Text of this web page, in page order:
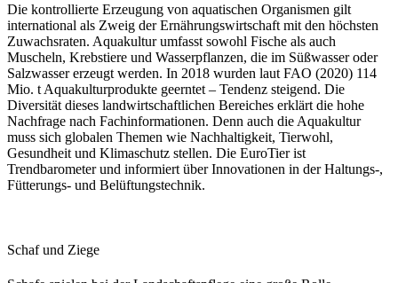
Die kontrollierte Erzeugung von aquatischen Organismen gilt
international als Zweig der Ernährungswirtschaft mit den höchsten
Zuwachsraten. Aquakultur umfasst sowohl Fische als auch
Muscheln, Krebstiere und Wasserpflanzen, die im Süßwasser oder
Salzwasser erzeugt werden. In 2018 wurden laut FAO (2020) 114
Mio. t Aquakulturprodukte geerntet – Tendenz steigend. Die
Diversität dieses landwirtschaftlichen Bereiches erklärt die hohe
Nachfrage nach Fachinformationen. Denn auch die Aquakultur
muss sich globalen Themen wie Nachhaltigkeit, Tierwohl,
Gesundheit und Klimaschutz stellen. Die EuroTier ist
Trendbarometer und informiert über Innovationen in der Haltungs-,
Fütterungs- und Belüftungstechnik.
Schaf und Ziege